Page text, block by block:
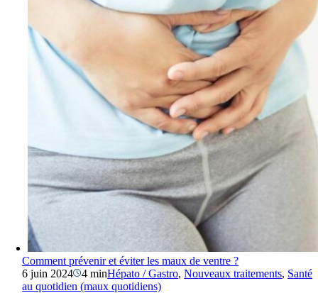
Comment prévenir et éviter les maux de ventre ?
6 juin 2024
4 minHépato / Gastro,Nouveaux traitements, Santé
au quotidien (maux quotidiens)